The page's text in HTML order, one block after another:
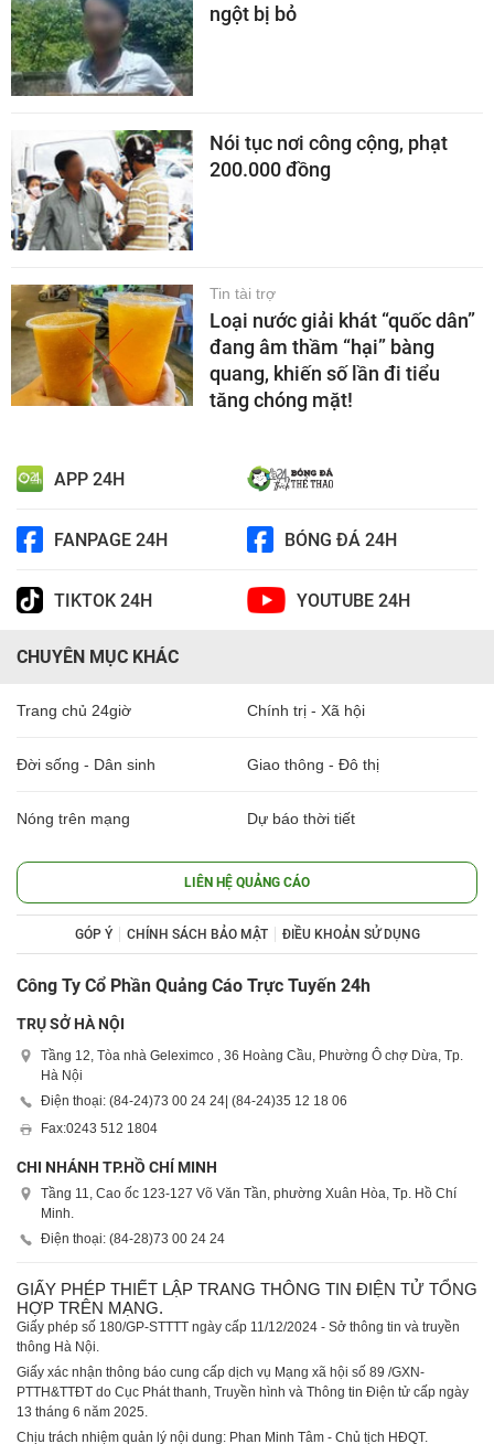
ngột bị bỏ
Nói tục nơi công cộng, phạt
200.000 đồng
Tin tài trợ
Loại nước giải khát “quốc dân”
đang âm thầm “hại” bàng
quang, khiến số lần đi tiểu
tăng chóng mặt!
APP 24H
FANPAGE 24H BÓNG ĐÁ 24H
TIKTOK 24H YOUTUBE 24H
CHUYÊN MỤC KHÁC
Trang chủ 24giờ Chính trị - Xã hội
Đời sống - Dân sinh Giao thông - Đô thị
Nóng trên mạng Dự báo thời tiết
LIÊN HỆ QUẢNG CÁO
GÓP Ý CHÍNH SÁCH BẢO MẬT ĐIỀU KHOẢN SỬ DỤNG
Công Ty Cổ Phần Quảng Cáo Trực Tuyến 24h
TRỤ SỞ HÀ NỘI
Tầng 12, Tòa nhà Geleximco , 36 Hoàng Cầu, Phường Ô chợ Dừa, Tp.
Hà Nội
Điện thoại: (84-24)73 00 24 24 | (84-24)35 12 18 06
Fax:0243 512 1804
CHI NHÁNH TP.HỒ CHÍ MINH
Tầng 11, Cao ốc 123-127 Võ Văn Tần, phường Xuân Hòa, Tp. Hồ Chí
Minh.
Điện thoại: (84-28)73 00 24 24
GIẤY PHÉP THIẾT LẬP TRANG THÔNG TIN ĐIỆN TỬ TỔNG
HỢP TRÊN MẠNG.
Giấy phép số 180/GP-STTTT ngày cấp 11/12/2024 - Sở thông tin và truyền
thông Hà Nội.
Giấy xác nhận thông báo cung cấp dịch vụ Mạng xã hội số 89 /GXN-
PTTH&TTĐT do Cục Phát thanh, Truyền hình và Thông tin Điện tử cấp ngày
13 tháng 6 năm 2025.
Chịu trách nhiệm quản lý nội dung: Phan Minh Tâm - Chủ tịch HĐQT.